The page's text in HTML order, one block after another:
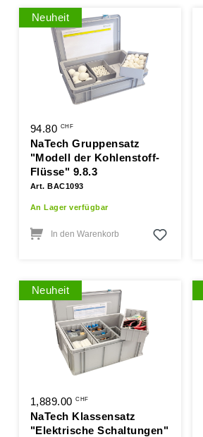
Neuheit
94.80 CHF
NaTech Gruppensatz
"Modell der Kohlenstoff-
Flüsse" 9.8.3
Art. BAC1093
An Lager verfügbar
In den Warenkorb
Neuheit
1,889.00CHF
NaTech Klassensatz
"Elektrische Schaltungen"